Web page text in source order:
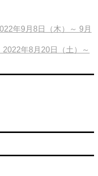
年9月8日（木）～ 9月
年8月20日（土）～